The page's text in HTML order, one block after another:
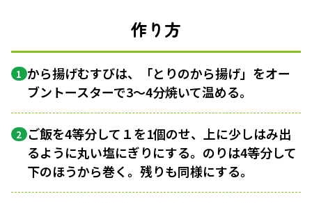
作り方
1 から揚げむすびは、「とりのから揚げ」をオー
ブントースターで3〜4分焼いて温める。
2 ご飯を4等分して１を1個のせ、上に少しはみ出
るように丸い塩にぎりにする。のりは4等分して
下のほうから巻く。残りも同様にする。